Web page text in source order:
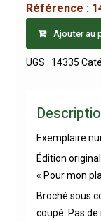
Référence :
Ajouter au
UGS : 14335
Exemplaire
Édition
« Pour mon
Broché sous
coupé. Pas